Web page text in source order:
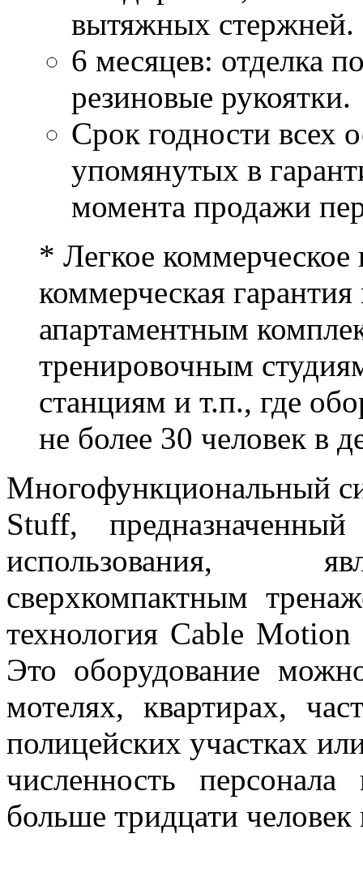
вытяжных стержней.
6 месяцев: отделка
резиновые рукоятки.
Срок годности всех
упомянутых в
момента продажи
* Легкое
коммерческая
апартаментным
тренировочным
станциям и т.п., где
не более 30 человек в
Многофункциональный
Stuff,
использования,
сверхкомпактным
технология Cable
Это оборудование
мотелях, квартирах,
полицейских участках
численность
больше тридцати человек